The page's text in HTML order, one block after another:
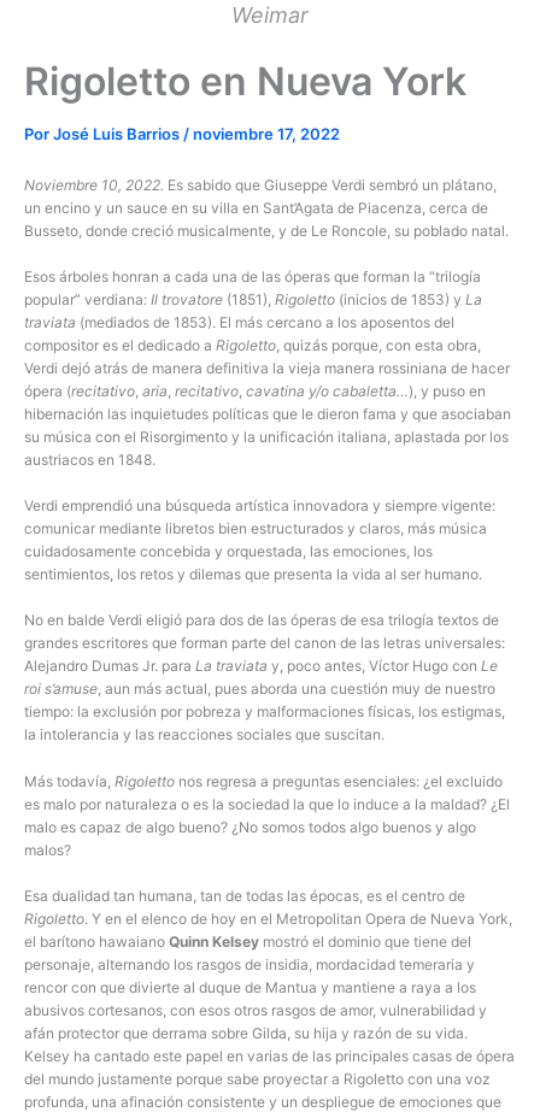
Weimar
Rigoletto en Nueva York
PorJosé Luis Barrios /noviembre 17, 2022
Noviembre 10, 2022. Es sabido que Giuseppe Verdi sembró un plátano,
un encino y un sauce en su villa en Sant’Agata de Piacenza, cerca de
Busseto, donde creció musicalmente, y de Le Roncole, su poblado natal.
Esos árboles honran a cada una de las óperas que forman la “trilogía
popular” verdiana: Il trovatore (1851), Rigoletto (inicios de 1853) y La
traviata (mediados de 1853). El más cercano a los aposentos del
compositor es el dedicado a Rigoletto, quizás porque, con esta obra,
Verdi dejó atrás de manera definitiva la vieja manera rossiniana de hacer
ópera (recitativo, aria, recitativo, cavatina y/o cabaletta…), y puso en
hibernación las inquietudes políticas que le dieron fama y que asociaban
su música con el Risorgimento y la unificación italiana, aplastada por los
austriacos en 1848.
Verdi emprendió una búsqueda artística innovadora y siempre vigente:
comunicar mediante libretos bien estructurados y claros, más música
cuidadosamente concebida y orquestada, las emociones, los
sentimientos, los retos y dilemas que presenta la vida al ser humano.
No en balde Verdi eligió para dos de las óperas de esa trilogía textos de
grandes escritores que forman parte del canon de las letras universales:
Alejandro Dumas Jr. para La traviata y, poco antes, Víctor Hugo con Le
roi s’amuse, aun más actual, pues aborda una cuestión muy de nuestro
tiempo: la exclusión por pobreza y malformaciones físicas, los estigmas,
la intolerancia y las reacciones sociales que suscitan.
Más todavía, Rigoletto nos regresa a preguntas esenciales: ¿el excluido
es malo por naturaleza o es la sociedad la que lo induce a la maldad? ¿El
malo es capaz de algo bueno? ¿No somos todos algo buenos y algo
malos?
Esa dualidad tan humana, tan de todas las épocas, es el centro de
Rigoletto. Y en el elenco de hoy en el Metropolitan Opera de Nueva York,
el barítono hawaiano Quinn Kelsey mostró el dominio que tiene del
personaje, alternando los rasgos de insidia, mordacidad temeraria y
rencor con que divierte al duque de Mantua y mantiene a raya a los
abusivos cortesanos, con esos otros rasgos de amor, vulnerabilidad y
afán protector que derrama sobre Gilda, su hija y razón de su vida.
Kelsey ha cantado este papel en varias de las principales casas de ópera
del mundo justamente porque sabe proyectar a Rigoletto con una voz
profunda, una afinación consistente y un despliegue de emociones que